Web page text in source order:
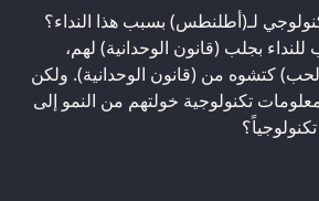
لـ(أطلنطس) بسبب هذا النداء؟
بجلب (قانون الوحدانية) لهم،
كتشوه من (قانون الوحدانية). ولكن
تكنولوجية خولتهم من النمو إلى